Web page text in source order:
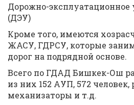
Дорожно-
(ДЭУ)
Кроме того, имеются
ЖАСУ, ГДРСУ, которые
дорог на подрядной основе.
Всего по ГДАД Бишкек-Ош
из них 152 АУП, 572 человек,
механизаторы и т.д.